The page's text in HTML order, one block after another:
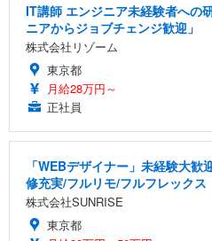
IT講師 エンジニア未経験者への
ニアからジョブチェンジ歓迎」
株式会社リゾーム
東京都
月給28万円～
正社員
「WEBデザイナー」未経験大
修充実/フルリモ/フルフレックス
株式会社SUNRISE
東京都